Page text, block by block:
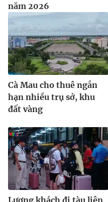
năm 2026
Cà Mau cho thuê ngắn
hạn nhiều trụ sở, khu
đất vàng
Lượng khách đi tàu liên